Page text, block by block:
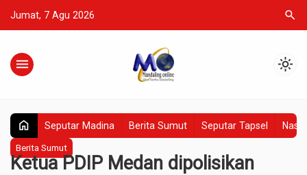
Jumat, 7 Agu 2026 search
menu light_mode
home Seputar Madina Berita Sumut Seputar Tapsel
Berita Sumut
Ketua PDIP Medan dipolisikan